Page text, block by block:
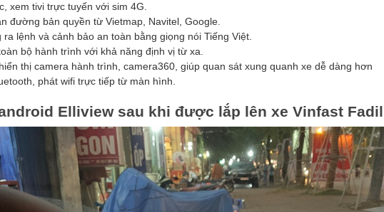
xem tivi trực tuyến với sim 4G.
đường bản quyền từ Vietmap, Navitel, Google.
ra lệnh và cảnh bảo an toàn bằng giọng nói Tiếng Việt.
bộ hành trình với khả năng định vị từ xa.
thị camera hành trình, camera360, giúp quan sát xung quanh xe dễ dàng hơn
phát wifi trực tiếp từ màn hình.
Elliview sau khi được lắp lên xe Vinfast Fadil